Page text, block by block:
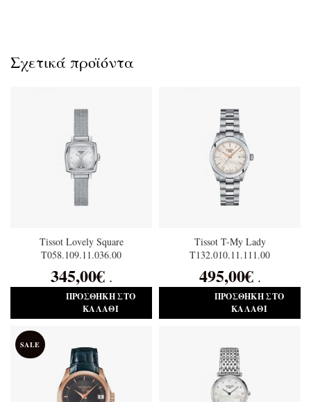
Σχετικά προϊόντα
Tissot Lovely Square
T058.109.11.036.00
345,00€ .
ΠΡΟΣΘΉΚΗ ΣΤΟ
ΚΑΛΆΘΙ
Tissot T-My Lady
T132.010.11.111.00
495,00€ .
ΠΡΟΣΘΉΚΗ ΣΤΟ
ΚΑΛΆΘΙ
SALE